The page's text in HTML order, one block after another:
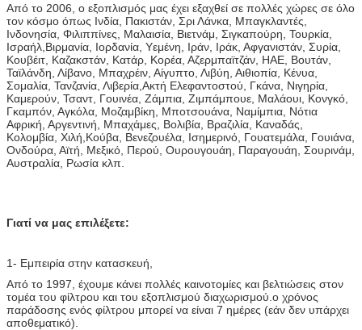
Από το 2006, ο εξοπλισμός μας έχει εξαχθεί σε πολλές χώρες σε όλο
τον κόσμο όπως Ινδία, Πακιστάν, Σρι Λάνκα, Μπαγκλαντές,
Ινδονησία, Φιλιππίνες, Μαλαισία, Βιετνάμ, Σιγκαπούρη, Τουρκία,
Ισραήλ,Βιρμανία, Ιορδανία, Υεμένη, Ιράν, Ιράκ, Αφγανιστάν, Συρία,
Κουβέιτ, Καζακστάν, Κατάρ, Κορέα, Αζερμπαϊτζάν, ΗΑΕ, Βουτάν,
Ταϊλάνδη, Λίβανο, Μπαχρέιν, Αίγυπτο, Λιβύη, Αιθιοπία, Κένυα,
Σομαλία, Τανζανία, Λιβερία,Ακτή Ελεφαντοστού, Γκάνα, Νιγηρία,
Καμερούν, Τσαντ, Γουινέα, Ζάμπια, Ζιμπάμπουε, Μαλάουι, Κονγκό,
Γκαμπόν, Αγκόλα, Μοζαμβίκη, Μποτσουάνα, Ναμίμπια, Νότια
Αφρική, Αργεντινή, Μπαχάμες, Βολιβία, Βραζιλία, Καναδάς,
Κολομβία, Χιλή,Κούβα, Βενεζουέλα, Ισημερινό, Γουατεμάλα, Γουιάνα,
Ονδούρα, Αϊτή, Μεξικό, Περού, Ουρουγουάη, Παραγουάη, Σουρινάμ,
Αυστραλία, Ρωσία κλπ.
Γιατί να μας επιλέξετε:
1- Εμπειρία στην κατασκευή,
Από το 1997, έχουμε κάνει πολλές καινοτομίες και βελτιώσεις στον
τομέα του φίλτρου και του εξοπλισμού διαχωρισμού.ο χρόνος
παράδοσης ενός φίλτρου μπορεί να είναι 7 ημέρες (εάν δεν υπάρχει
αποθεματικό).